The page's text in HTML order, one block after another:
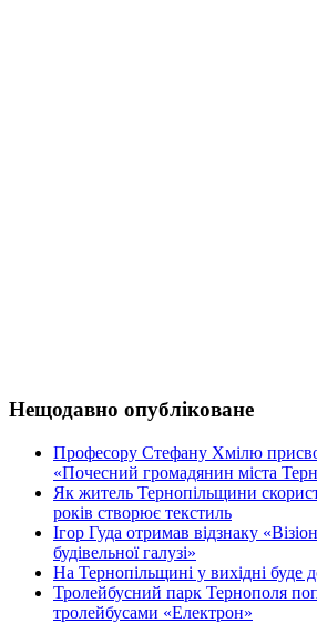
Нещодавно опубліковане
Професору Стефану Хмілю
«Почесний громадянин міста
Як житель Тернопільщини
років створює текстиль
Ігор Гуда отримав відзнаку
будівельної галузі»
На Тернопільщині у вихідні буде
Тролейбусний парк Тернополя
тролейбусами «Електрон»